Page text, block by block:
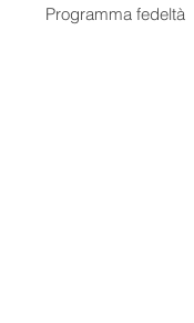
Programma fedeltà